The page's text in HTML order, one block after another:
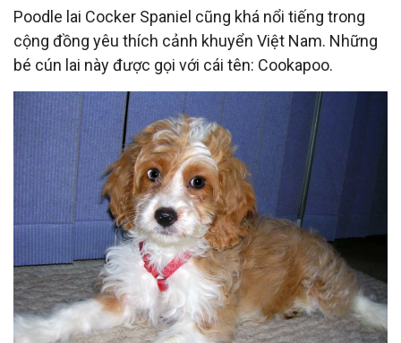
Poodle lai Cocker Spaniel cũng khá nổi tiếng trong
cộng đồng yêu thích cảnh khuyển Việt Nam. Những
bé cún lai này được gọi với cái tên: Cookapoo.